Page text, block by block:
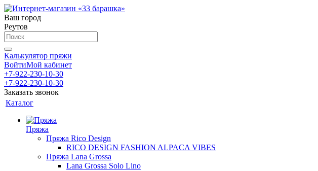
Ваш город
Реутов
Калькулятор пряжи
ВойтиМой кабинет
+7-922-230-10-30
+7-922-230-10-30
Заказать звонок
Каталог
Пряжа
Пряжа Rico Design
RICO DESIGN FASHION ALPACA VIBES
Пряжа Lana Grossa
Lana Grossa Solo Lino